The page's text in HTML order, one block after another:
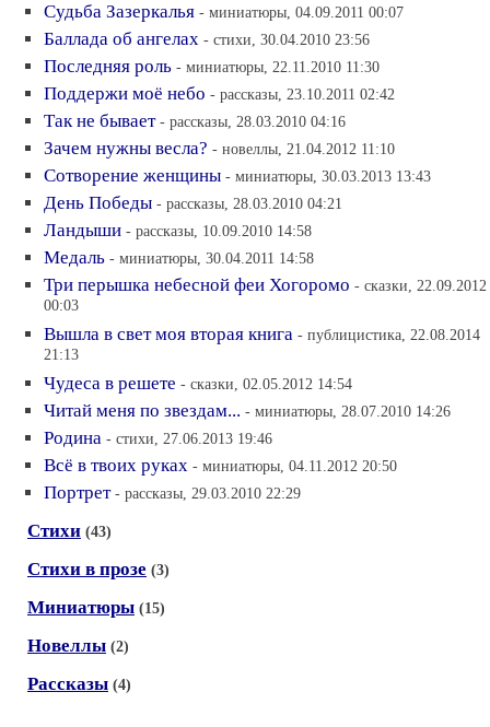
Судьба Зазеркалья - миниатюры, 04.09.2011 00:07
Баллада об ангелах - стихи, 30.04.2010 23:56
Последняя роль - миниатюры, 22.11.2010 11:30
Поддержи моё небо - рассказы, 23.10.2011 02:42
Так не бывает - рассказы, 28.03.2010 04:16
Зачем нужны весла? - новеллы, 21.04.2012 11:10
Сотворение женщины - миниатюры, 30.03.2013 13:43
День Победы - рассказы, 28.03.2010 04:21
Ландыши - рассказы, 10.09.2010 14:58
Медаль - миниатюры, 30.04.2011 14:58
Три перышка небесной феи Хогоромо - сказки, 22.09.2012
00:03
Вышла в свет моя вторая книга - публицистика, 22.08.2014
21:13
Чудеса в решете - сказки, 02.05.2012 14:54
Читай меня по звездам... - миниатюры, 28.07.2010 14:26
Родина - стихи, 27.06.2013 19:46
Всё в твоих руках - миниатюры, 04.11.2012 20:50
Портрет - рассказы, 29.03.2010 22:29
Стихи (43)
Стихи в прозе (3)
Миниатюры (15)
Новеллы (2)
Рассказы (4)